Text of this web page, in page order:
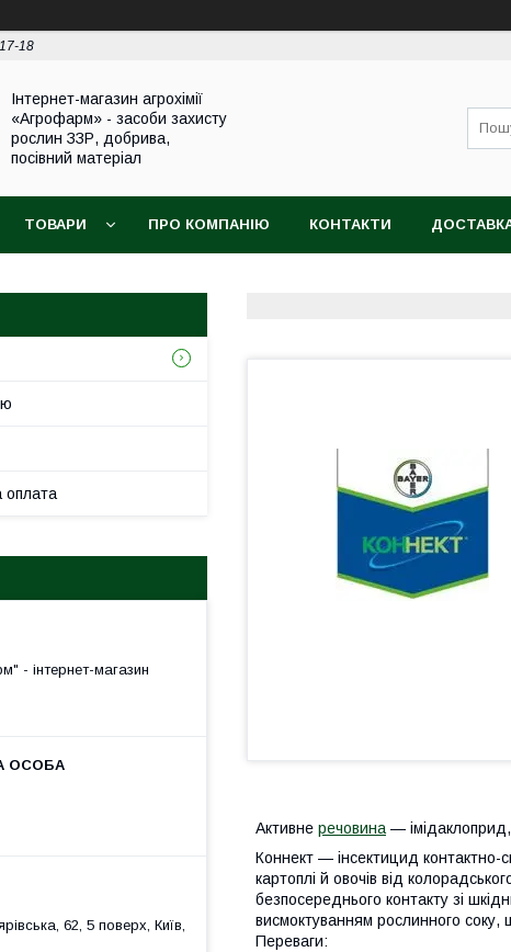
18
Інтернет-магазин агрохімії
«Агрофарм» - засоби захисту
рослин ЗЗР, добрива,
посівний матеріал
ТОВАРИ ПРО КОМПАНІЮ КОНТАКТИ
Активне речовина—
Коннект — інсектицид контактно-
картоплі й овочів від
безпосереднього контакту зі
висмоктуванням рослинного
Переваги:
оплата
- інтернет-магазин
62, 5 поверх, Київ,